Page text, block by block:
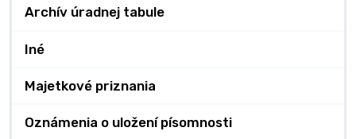
Archív úradnej tabule
Iné
Majetkové priznania
Oznámenia o uložení písomnosti